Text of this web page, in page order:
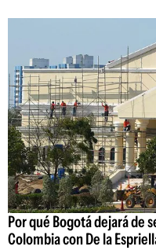
Por qué Bogotá dejará de
Colombia con De la